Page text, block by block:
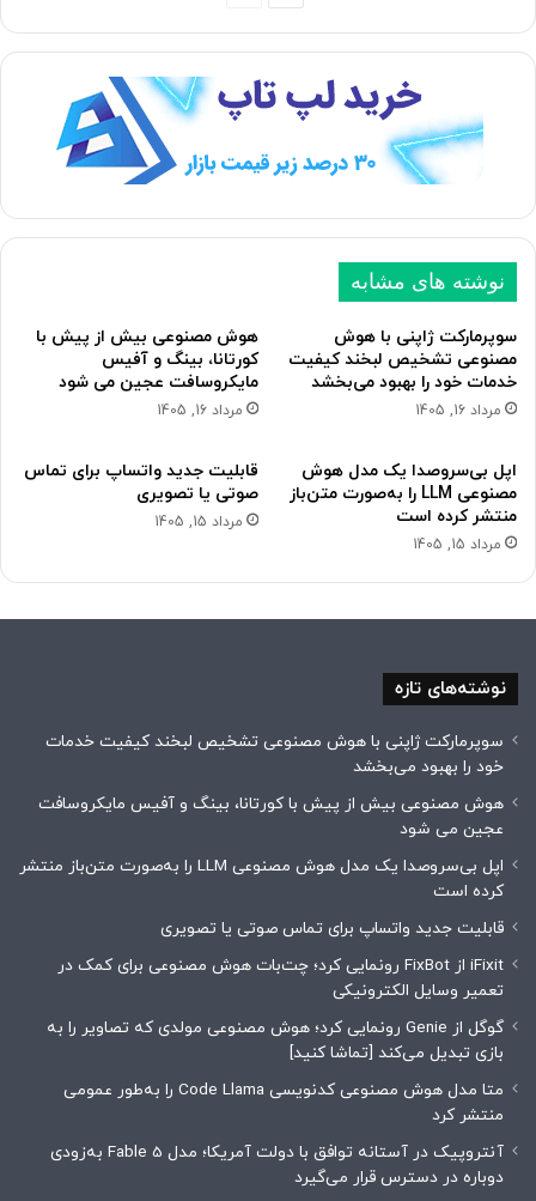
ح
ق
ب
ی
ح
ه
ی
نوشته های مشابه
سوپرمارکت ژاپنی با هوش
مصنوعی تشخیص لبخند کیفیت
خدمات خود را بهبود می‌بخشد
مرداد 16, 1405
هوش مصنوعی بیش از پیش با
کورتانا، بینگ و آفیس
مایکروسافت عجین می شود
مرداد 16, 1405
اپل بی‌سروصدا یک مدل هوش
مصنوعی LLM را به‌صورت متن‌باز
منتشر کرده است
مرداد 15, 1405
قابلیت جدید واتساپ برای تماس
صوتی یا تصویری
مرداد 15, 1405
نوشته‌های تازه
سوپرمارکت ژاپنی با هوش مصنوعی تشخیص لبخند کیفیت خدمات
خود را بهبود می‌بخشد
هوش مصنوعی بیش از پیش با کورتانا، بینگ و آفیس مایکروسافت
عجین می شود
اپل بی‌سروصدا یک مدل هوش مصنوعی LLM را به‌صورت متن‌باز منتشر
کرده است
قابلیت جدید واتساپ برای تماس صوتی یا تصویری
iFixit از FixBot رونمایی کرد؛ چت‌بات هوش مصنوعی برای کمک در
تعمیر وسایل الکترونیکی
گوگل از Genie رونمایی کرد؛ هوش مصنوعی مولدی که تصاویر را به
بازی تبدیل می‌کند [تماشا کنید]
متا مدل هوش مصنوعی کدنویسی Code Llama را به‌طور عمومی
منتشر کرد
آنتروپیک در آستانه توافق با دولت آمریکا؛ مدل Fable 5 به‌زودی
دوباره در دسترس قرار می‌گیرد